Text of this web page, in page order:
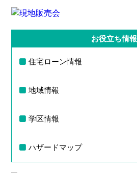
お役立ち情報
住宅ローン情報
地域情報
学区情報
ハザードマップ